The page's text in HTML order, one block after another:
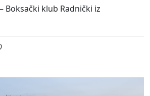
Boksački klub Radnički iz